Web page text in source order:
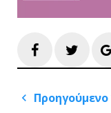
Facebook
Πλοήγηση